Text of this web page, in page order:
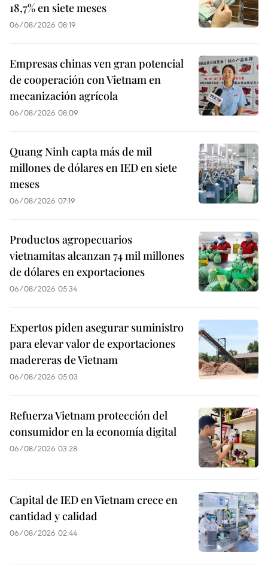
18,7% en siete meses
06/08/2026 08:19
Empresas chinas ven gran potencial
de cooperación con Vietnam en
mecanización agrícola
06/08/2026 08:09
Quang Ninh capta más de mil
millones de dólares en IED en siete
meses
06/08/2026 07:19
Productos agropecuarios
vietnamitas alcanzan 74 mil millones
de dólares en exportaciones
06/08/2026 05:34
Expertos piden asegurar suministro
para elevar valor de exportaciones
madereras de Vietnam
06/08/2026 05:03
Refuerza Vietnam protección del
consumidor en la economía digital
06/08/2026 03:28
Capital de IED en Vietnam crece en
cantidad y calidad
06/08/2026 02:44